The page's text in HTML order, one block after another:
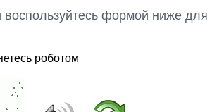
формой ниже для
роботом